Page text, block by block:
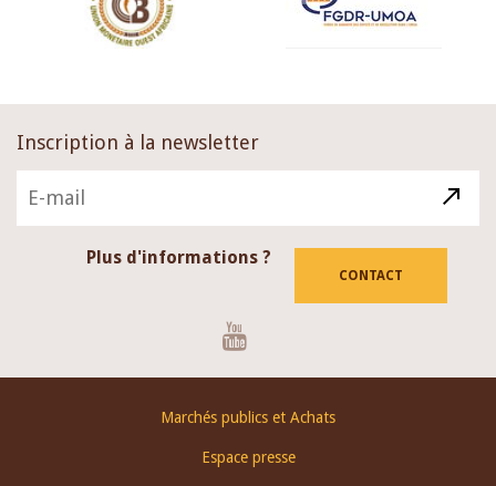
Inscription à la newsletter
Plus d'informations ?
CONTACT
Marchés publics et Achats
Espace presse